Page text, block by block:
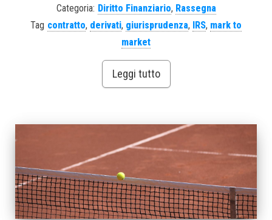
Categoria: Diritto Finanziario, Rassegna
Tag contratto, derivati, giurisprudenza, IRS, mark to
market
Leggi tutto